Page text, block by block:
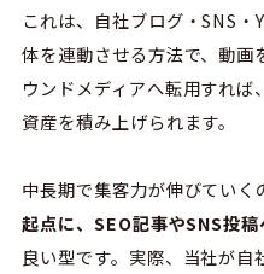
これは、自社ブログ・SNS
体を連動させる方法で、動画
ウンドメディアへ転用すれ
資産を積み上げられます。
中長期で集客力が伸びていく
起点に、SEO記事やSNS投
良い型です。実際、当社が